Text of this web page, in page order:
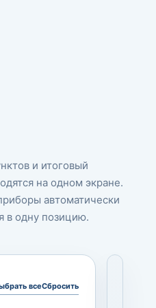
и итоговый
на одном экране.
автоматически
в одну позицию.
всеСбросить